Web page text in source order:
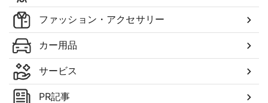
ファッション・アクセサリー
カー用品
サービス
PR記事